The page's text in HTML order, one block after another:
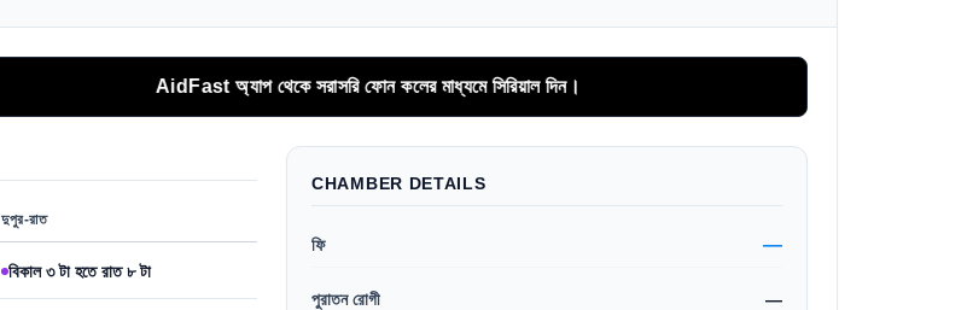
AidFast অ্যাপ থেকে সরাসরি ফোন কলের মাধ্যমে সিরিয়াল দিন।
দুপুর-রাত
বিকাল ৩ টা হতে রাত ৮ টা
CHAMBER DETAILS
ফি —
পুরাতন রোগী —